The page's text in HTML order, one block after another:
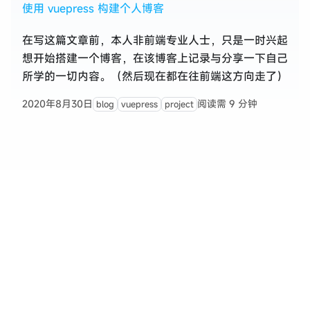
使用 vuepress 构建个人博客
在写这篇文章前，本人非前端专业人士，只是一时兴起
想开始搭建一个博客，在该博客上记录与分享一下自己
所学的一切内容。（然后现在都在往前端这方向走了）
2020年8月30日 blog vuepress project 阅读需 9 分钟